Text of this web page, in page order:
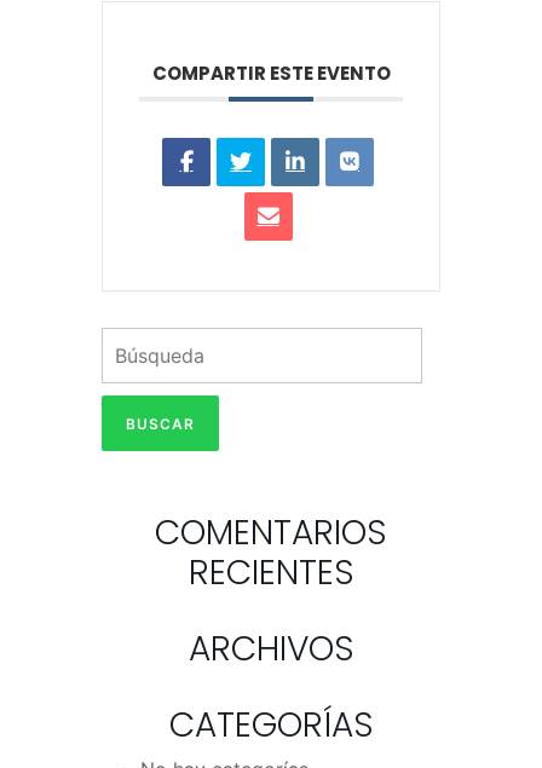
COMPARTIR ESTE EVENTO
COMENTARIOS
RECIENTES
ARCHIVOS
CATEGORÍAS